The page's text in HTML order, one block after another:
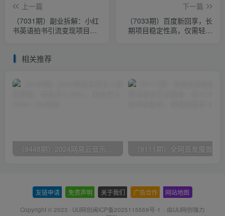
上一篇
（7031期）副业拆解：小红
书英语拍书引流变现项目
下一篇
（7033期）百度新回享，长
期项目稳定性高，仅需轻松
相关推荐
友链申请 免责声明 关于我们 广告合作 网站地图
Copyright © 2023 · UU网创闽ICP备2025115559号-1 · 由UU网创强力